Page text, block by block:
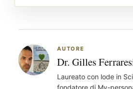
AUTORE
Dr. Gilles
Laureato con lode in